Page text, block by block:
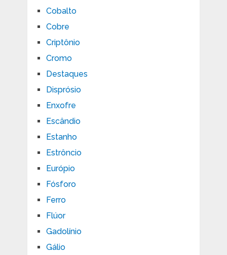
Cobalto
Cobre
Criptônio
Cromo
Destaques
Disprósio
Enxofre
Escândio
Estanho
Estrôncio
Európio
Fósforo
Ferro
Flúor
Gadolínio
Gálio